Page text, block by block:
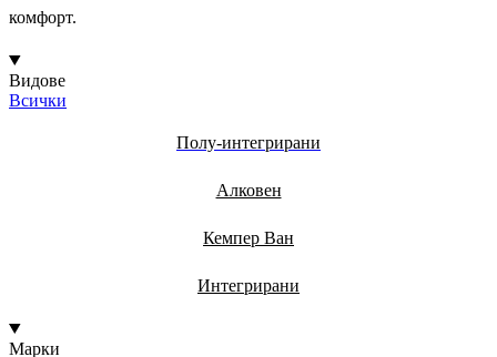
комфорт.
Видове
Всички
Полу-интегрирани
Алковен
Кемпер Ван
Интегрирани
Марки